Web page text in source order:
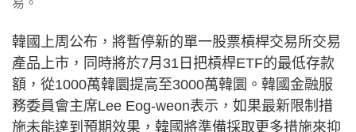
易。
韓國上周公布，將暫停新的單一股票槓桿交易所交易
產品上市，同時將於7月31日把槓桿ETF的最低存款
額，從1000萬韓圜提高至3000萬韓圜。韓國金融服
務委員會主席Lee Eog-weon表示，如果最新限制措
施未能達到預期效果，韓國將準備採取更多措施來抑